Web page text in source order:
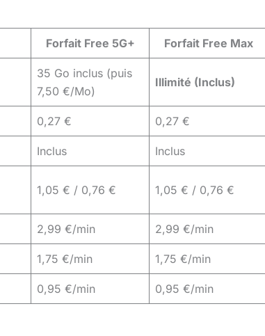
Forfait Free 5G+ Forfait Free Max
35 Go inclus (puis
7,50 €/Mo)
Illimité (Inclus)
0,27 € 0,27 €
Inclus Inclus
1,05 € / 0,76 € 1,05 € / 0,76 €
2,99 €/min 2,99 €/min
1,75 €/min 1,75 €/min
0,95 €/min 0,95 €/min